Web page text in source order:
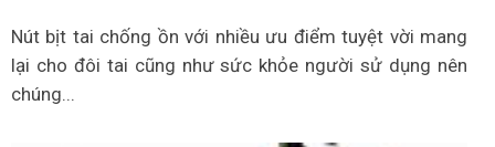
Nút bịt tai chống ồn với nhiều ưu điểm tuyệt vời mang
lại cho đôi tai cũng như sức khỏe người sử dụng nên
chúng...